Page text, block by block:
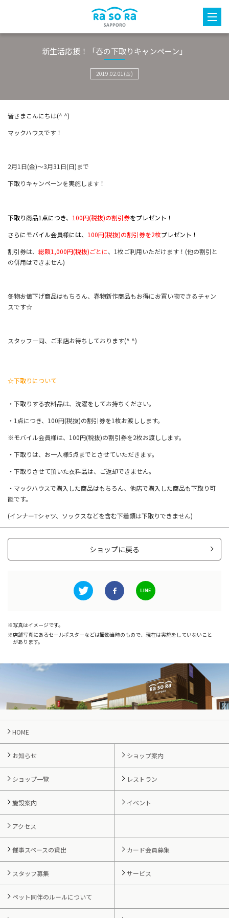
新生活応援！「春の下取りキャンペーン」
2019.02.01(金)
皆さまこんにちは(^ ^)
マックハウスです！
2月1日(金)〜3月31日(日)まで
下取りキャンペーンを実施します！
下取り商品1点につき、 100円(税抜)の割引券をプレゼント！
さらにモバイル会員様には、 100円(税抜)の割引券を2枚プレゼント！
割引券は、 総額1,000円(税抜)ごとに、1枚ご利用いただけます！(他の割引と
の併用はできません)
冬物お値下げ商品はもちろん、春物新作商品もお得にお買い物できるチャン
スです☆
スタッフ一同、ご来店お待ちしております(^ ^)
☆下取りについて
・下取りする衣料品は、洗濯をしてお持ちください。
・1点につき、100円(税抜)の割引券を1枚お渡しします。
※モバイル会員様は、100円(税抜)の割引券を2枚お渡しします。
・下取りは、お一人様5点までとさせていただきます。
・下取りさせて頂いた衣料品は、ご返却できません。
・マックハウスで購入した商品はもちろん、他店で購入した商品も下取り可
能です。
(インナーTシャツ、ソックスなどを含む下着類は下取りできません)
ショップに戻る
写真はイメージです。
店舗写真にあるセールポスターなどは撮影当時のもので、現在は実施をしていないこと
があります。
HOME
お知らせ ショップ案内
ショップ一覧 レストラン
施設案内 イベント
アクセス
催事スペースの貸出 カード会員募集
スタッフ募集 サービス
ペット同伴のルールについて